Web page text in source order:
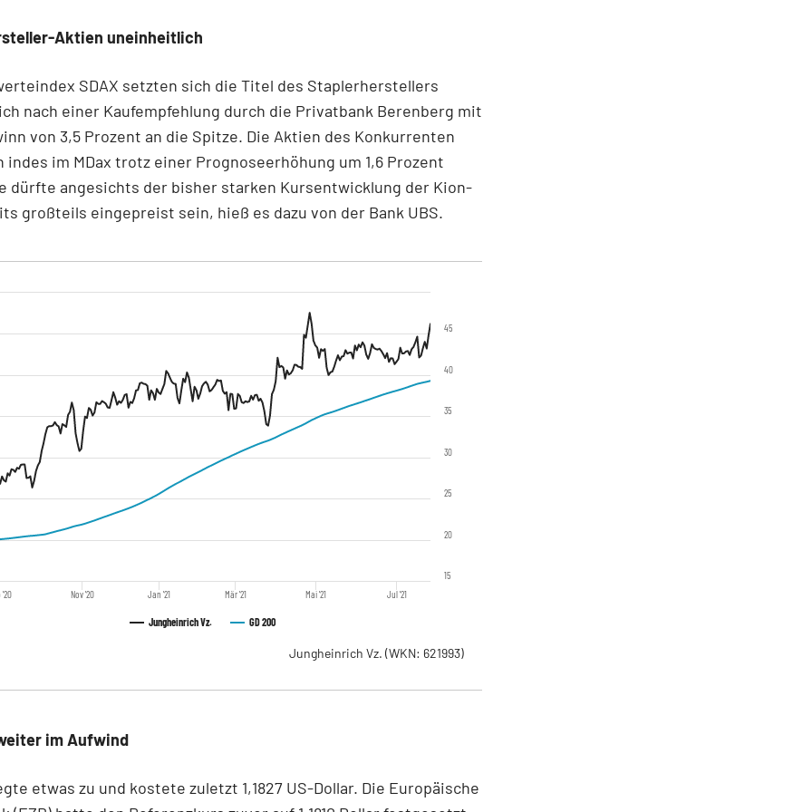
Aktien uneinheitlich
SDAX setzten sich die Titel des Staplerherstellers
nach einer Kaufempfehlung durch die Privatbank Berenberg mit
von 3,5 Prozent an die Spitze. Die Aktien des Konkurrenten
indes im MDax trotz einer Prognoseerhöhung um 1,6 Prozent
dürfte angesichts der bisher starken Kursentwicklung der Kion-
großteils eingepreist sein, hieß es dazu von der Bank UBS.
Jungheinrich Vz. GD 200
'20 Nov '20 Jan '21 Mär '21 Mai '21 Jul '21
15
20
25
30
35
40
45
Jungheinrich Vz. (WKN: 621993)
im Aufwind
etwas zu und kostete zuletzt 1,1827 US-Dollar. Die Europäische